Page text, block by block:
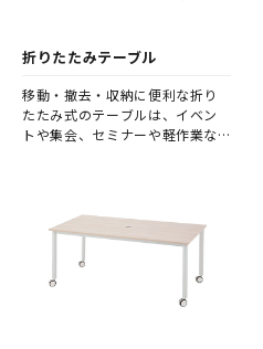
折りたたみテーブル
移動・撤去・収納に便利な折り
たたみ式のテーブルは、イベン
トや集会、セミナーや軽作業な